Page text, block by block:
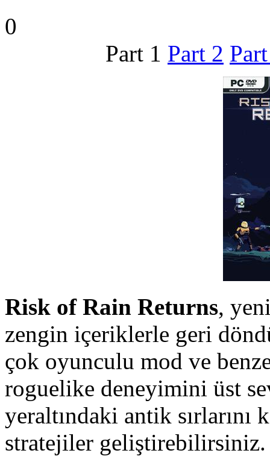
0
Part 1 Part 2
Risk of Rain Returns,
zengin içeriklerle geri
çok oyunculu mod ve
roguelike deneyimini üst
yeraltındaki antik sırlarını
stratejiler geliştirebilirsiniz.